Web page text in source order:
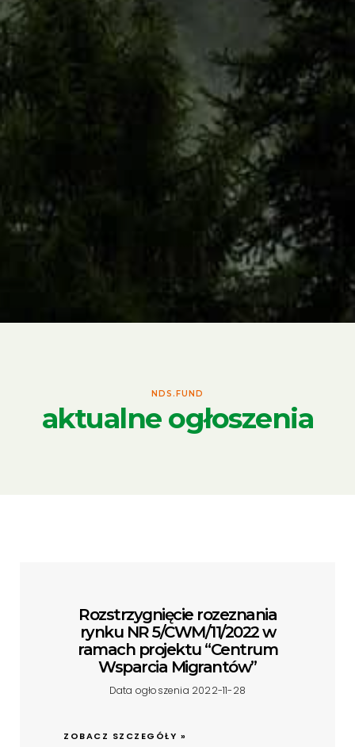
NDS.FUND
aktualne ogłoszenia
Rozstrzygnięcie rozeznania
rynku NR 5/CWM/11/2022 w
ramach projektu “Centrum
Wsparcia Migrantów”
Data ogłoszenia 2022-11-28
ZOBACZ SZCZEGÓŁY »